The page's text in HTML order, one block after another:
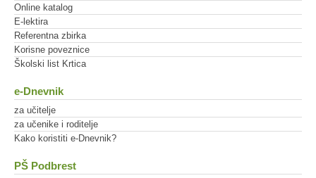
Online katalog
E-lektira
Referentna zbirka
Korisne poveznice
Školski list Krtica
e-Dnevnik
za učitelje
za učenike i roditelje
Kako koristiti e-Dnevnik?
PŠ Podbrest